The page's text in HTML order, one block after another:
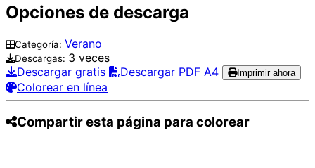
Opciones de descarga
Categoría: Verano
Descargas: 3 veces
Descargar gratis
Descargar PDF A4 Imprimir ahora
Colorear en línea
Compartir esta página para colorear